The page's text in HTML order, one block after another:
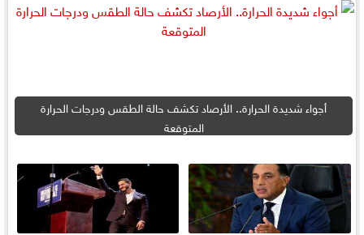
أجواء شديدة الحرارة.. الأرصاد تكشف حالة الطقس ودرجات الحرارة
المتوقعة